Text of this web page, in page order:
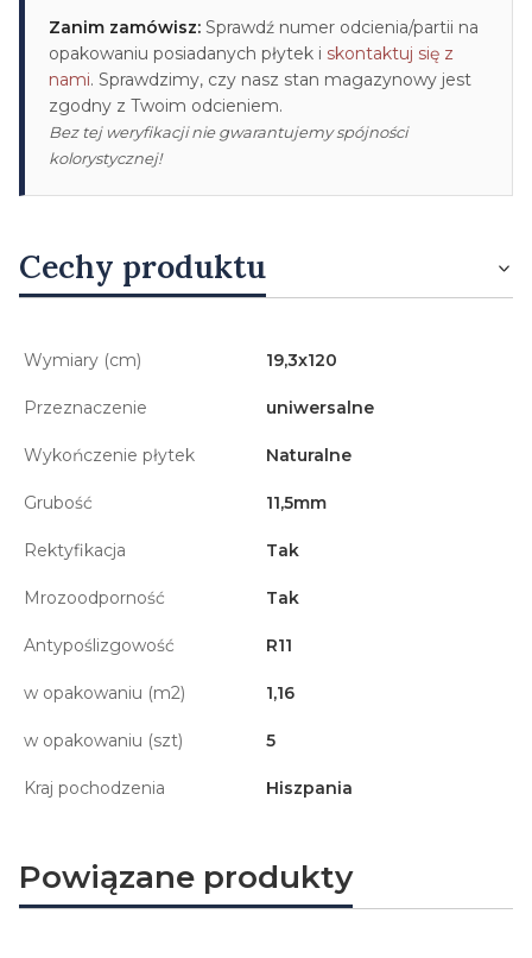
Zanim zamówisz: Sprawdź numer odcienia/partii na
opakowaniu posiadanych płytek i skontaktuj się z
nami. Sprawdzimy, czy nasz stan magazynowy jest
zgodny z Twoim odcieniem.
Bez tej weryfikacji nie gwarantujemy spójności
kolorystycznej!
Cechy produktu
Wymiary (cm) 19,3x120
Przeznaczenie uniwersalne
Wykończenie płytek Naturalne
Grubość 11,5mm
Rektyfikacja Tak
Mrozoodporność Tak
Antypoślizgowość R11
w opakowaniu (m2) 1,16
w opakowaniu (szt) 5
Kraj pochodzenia Hiszpania
Powiązane produkty